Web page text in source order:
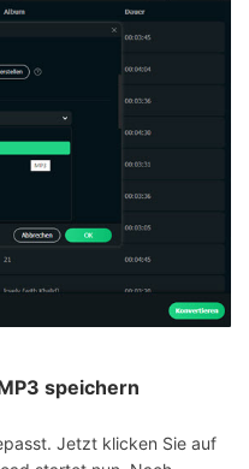
speichern
Jetzt klicken Sie auf